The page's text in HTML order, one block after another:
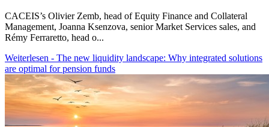
CACEIS’s Olivier Zemb, head of Equity Finance and Collateral
Management, Joanna Ksenzova, senior Market Services sales, and
Rémy Ferraretto, head o...
Weiterlesen - The new liquidity landscape: Why integrated solutions
are optimal for pension funds